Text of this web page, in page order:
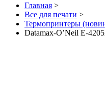
Главная >
Все для печати >
Термопринтеры
Datamax-O’Neil E-